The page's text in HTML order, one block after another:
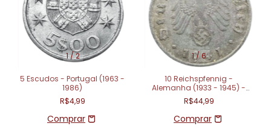
1/2
5 Escudos - Portugal (1963 -
1986)
R$4,99
1/6
10 Reichspfennig -
Alemanha (1933 - 1945) -
Terceiro Reich
R$44,99